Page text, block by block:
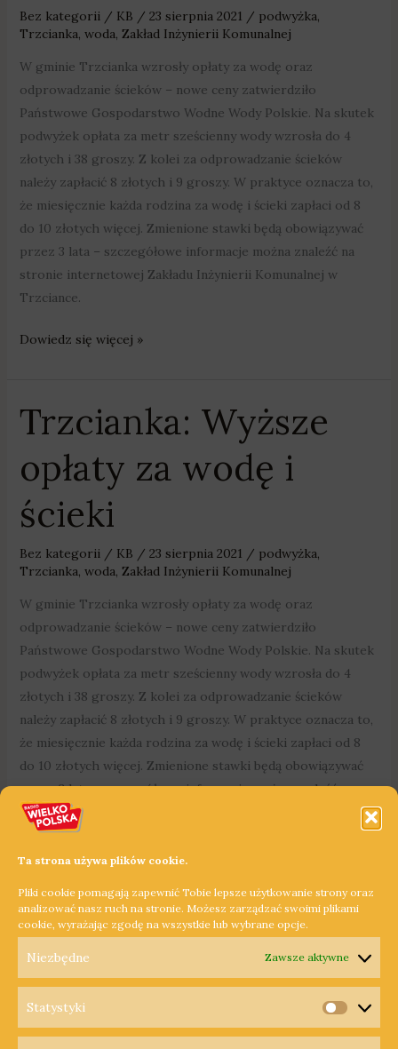
Ta strona używa plików cookie.
Pliki cookie pomagają zapewnić Tobie lepsze użytkowanie strony oraz
analizować nasz ruch na stronie. Możesz zarządzać swoimi plikami
cookie, wyrażając zgodę na wszystkie lub wybrane opcje.
Niezbędne Zawsze aktywne
Statystyki
Bez kategorii/ KB / 23 sierpnia 2021 / podwyżka,
Trzcianka, woda, Zakład Inżynierii Komunalnej
W gminie Trzcianka wzrosły opłaty za wodę oraz
odprowadzanie ścieków – nowe ceny zatwierdziło
Państwowe Gospodarstwo Wodne Wody Polskie. Na skutek
podwyżek opłata za metr sześcienny wody wzrosła do 4
złotych i 38 groszy. Z kolei za odprowadzanie ścieków
należy zapłacić 8 złotych i 9 groszy. W praktyce oznacza to,
że miesięcznie każda rodzina za wodę i ścieki zapłaci od 8
do 10 złotych więcej. Zmienione stawki będą obowiązywać
przez 3 lata – szczegółowe informacje można znaleźć na
stronie internetowej Zakładu Inżynierii Komunalnej w
Trzciance.
ścieki
Dowiedz się więcej »
Trzcianka: Wyższe
opłaty za wodę i
ścieki
Bez kategorii/ KB / 23 sierpnia 2021 / podwyżka,
Trzcianka, woda, Zakład Inżynierii Komunalnej
W gminie Trzcianka wzrosły opłaty za wodę oraz
odprowadzanie ścieków – nowe ceny zatwierdziło
Państwowe Gospodarstwo Wodne Wody Polskie. Na skutek
podwyżek opłata za metr sześcienny wody wzrosła do 4
złotych i 38 groszy. Z kolei za odprowadzanie ścieków
należy zapłacić 8 złotych i 9 groszy. W praktyce oznacza to,
że miesięcznie każda rodzina za wodę i ścieki zapłaci od 8
do 10 złotych więcej. Zmienione stawki będą obowiązywać
przez 3 lata – szczegółowe informacje można znaleźć na
stronie internetowej Zakładu Inżynierii Komunalnej w
Trzciance.
Trzcianka:
Wyższe
za
wodę
i
ścieki
Następny →